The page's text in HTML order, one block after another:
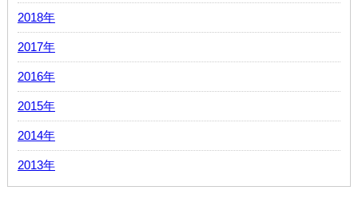
2018年
2017年
2016年
2015年
2014年
2013年